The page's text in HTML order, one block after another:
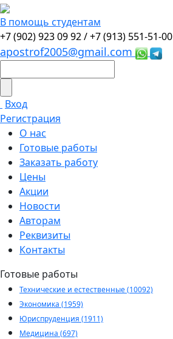
В помощь студентам
+7 (902) 923 09 92 /+7 (913) 551-51-00
apostrof2005@gmail.com
Вход
Регистрация
О нас
Готовые работы
Заказать работу
Цены
Акции
Новости
Авторам
Реквизиты
Контакты
Готовые работы
Технические и естественные (10092)
Экономика (1959)
Юриспруденция (1911)
Медицина (697)